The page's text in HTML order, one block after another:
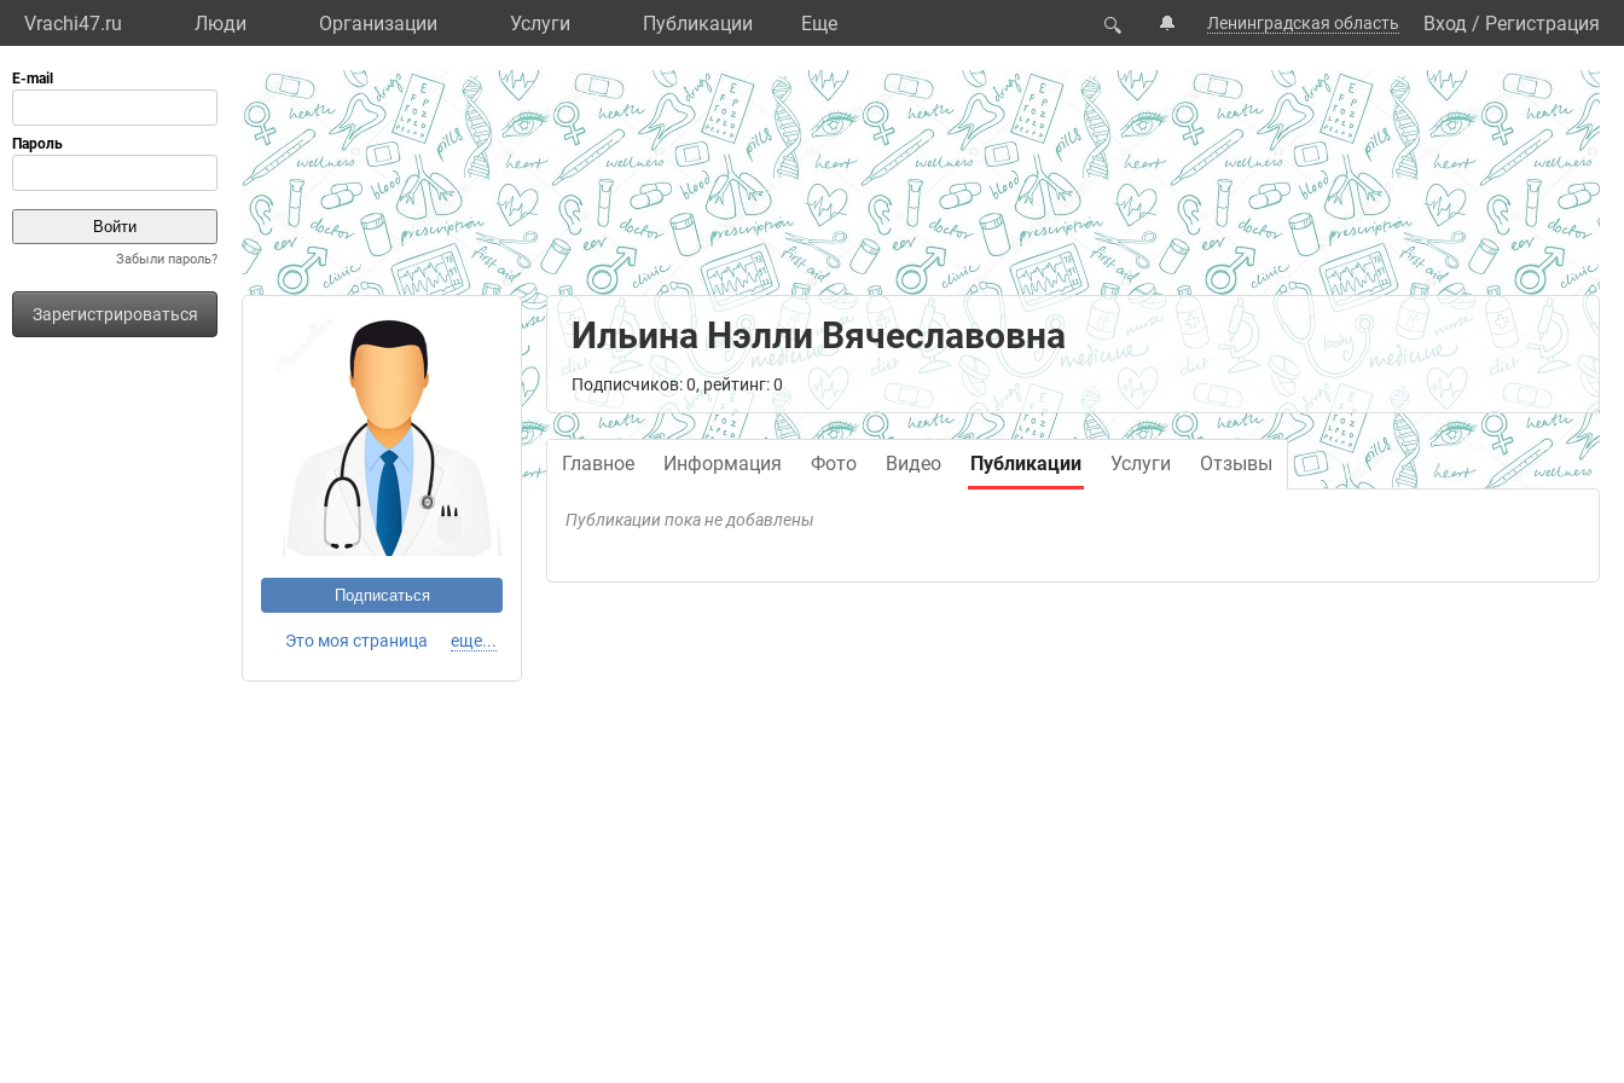
Vrachi47.ru Люди Организации Услуги Публикации Eще 🔍 🔔 Ленинградская область Вход / Регистрация
Забыли пароль?
Зарегистрироваться
Подписаться
Это моя страница еще...
Ильина Нэлли Вячеславовна
Подписчиков: 0, рейтинг: 0
Главное Информация Фото Видео Публикации Услуги Отзывы
Публикации пока не добавлены